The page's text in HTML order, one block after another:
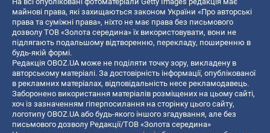
майнові права, які захищаються законом України «Про авторські
права та суміжні права», ніхто не має права без письмового
дозволу ТОВ «Золота середина» їх використовувати, вони не
підлягають подальшому відтворенню, перекладу, поширенню в
будь-якій формі.
Редакція OBOZ.UA може не поділяти точку зору, викладену в
авторському матеріалі. За достовірність інформації, опублікованої
в рекламних матеріалах, відповідальність несе рекламодавець.
Заборонено використання матеріалів розміщених на цьому сайті,
хоч із зазначенням гіперпосилання на сторінку цього сайту,
логотипу OBOZ.UA або будь-якого іншого згадування, але без
письмового дозволу Редакції/ТОВ «Золота середина»